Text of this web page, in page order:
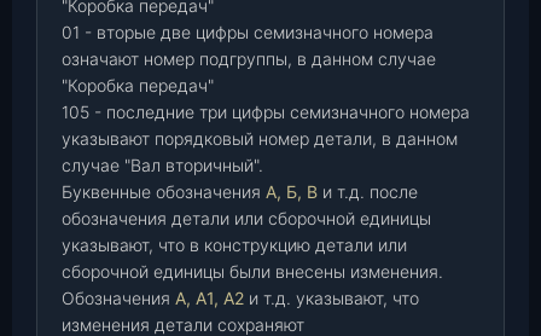
"Коробка передач"
01 - вторые две цифры семизначного номера
означают номер подгруппы, в данном случае
"Коробка передач"
105 - последние три цифры семизначного номера
указывают порядковый номер детали, в данном
случае "Вал вторичный".
Буквенные обозначения А, Б, В и т.д. после
обозначения детали или сборочной единицы
указывают, что в конструкцию детали или
сборочной единицы были внесены изменения.
Обозначения А, А1, А2 и т.д. указывают, что
изменения детали сохраняют